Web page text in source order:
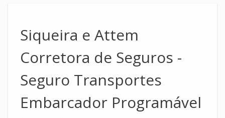
Siqueira e Attem
Corretora de Seguros -
Seguro Transportes
Embarcador Programável